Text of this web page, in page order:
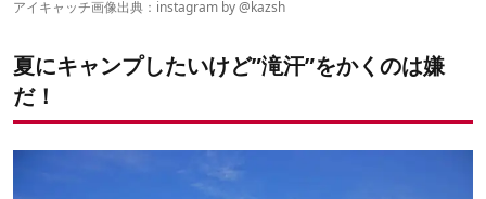
アイキャッチ画像出典：instagram by @kazsh
夏にキャンプしたいけど”滝汗”をかくのは嫌
だ！